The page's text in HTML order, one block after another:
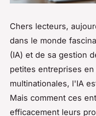
Chers lecteurs,
dans le monde
(IA) et de sa gestion
petites entreprises
multinationales, l'IA
Mais comment ces
efficacement leurs